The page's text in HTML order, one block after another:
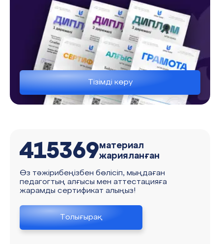
Тізімді көру
415369материал
жарияланған
Өз тәжірибеңізбен бөлісіп, мыңдаған
педагогтың алғысы мен аттестацияға
жарамды сертификат алыңыз!
Толығырақ